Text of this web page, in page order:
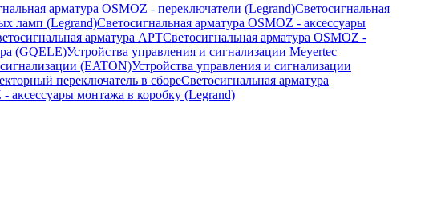
арматура OSMOZ - переключатели (Legrand)Светосигнальная
ламп (Legrand)Светосигнальная арматура OSMOZ - аксессуары
арматура APTСветосигнальная арматура OSMOZ -
(GQELE)Устройства управления и сигнализации Meyertec
(EATON)Устройства управления и сигнализации
переключатель в сбореСветосигнальная арматура
аксессуары монтажа в коробку (Legrand)